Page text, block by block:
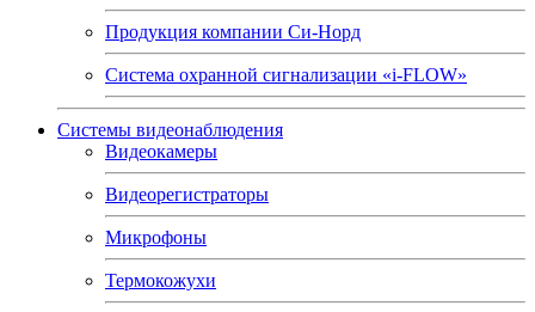
Продукция компании Си-Норд
Система охранной сигнализации «i-FLOW»
Системы видеонаблюдения
Видеокамеры
Видеорегистраторы
Микрофоны
Термокожухи